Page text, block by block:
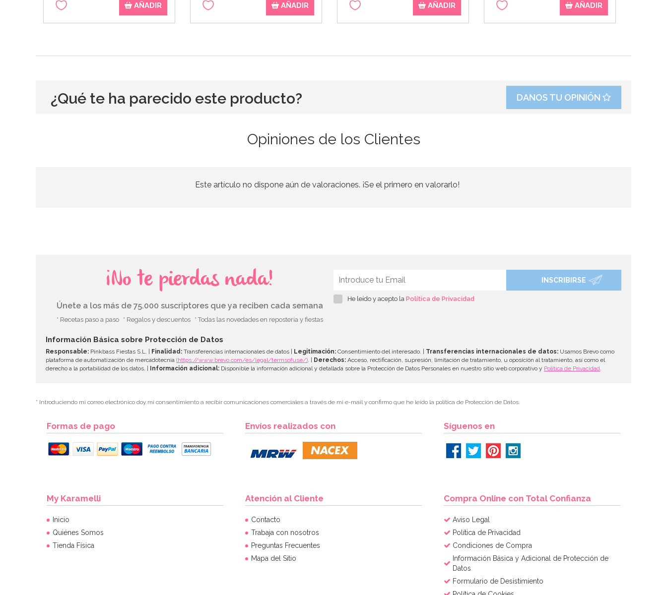
AÑADIR AÑADIR AÑADIR AÑADIR
¿Qué te ha parecido este producto? DANOS TU OPINIÓN
Opiniones de los Clientes
Este artículo no dispone aún de valoraciones. ¡Se el primero en valorarlo!
¡No te pierdas nada!
Únete a los más de 75.000 suscriptores que ya reciben cada semana
* Recetas paso a paso * Regalos y descuentos * Todas las novedades en repostería y fiestas
INSCRIBIRSE
He leído y acepto la Política de Privacidad
Información Básica sobre Protección de Datos
Responsable: Pinkbass Fiestas S.L. | Finalidad: Transferencias internacionales de datos | Legitimación: Consentimiento del interesado. | Transferencias internacionales de datos: Usamos Brevo como
plataforma de automatización de mercadotecnia (https://www.brevo.com/es/legal/termsofuse/) . | Derechos: Acceso, rectificación, supresión, limitación de tratamiento, u oposición al tratamiento, así como el
derecho a la portabilidad de los datos. | Información adicional: Disponible la información adicional y detallada sobre la Protección de Datos Personales en nuestro sitio web corporativo y Política de Privacidad
* Introduciendo mi correo electrónico doy mi consentimiento a recibir comunicaciones comerciales a través de mi e-mail y confirmo que he leído la política de Protección de Datos.
Formas de pago Envíos realizados con Síguenos en
My Karamelli
Inicio
Quiénes Somos
Tienda Física
Atención al Cliente
Contacto
Trabaja con nosotros
Preguntas Frecuentes
Mapa del Sitio
Compra Online con Total Confianza
Aviso Legal
Política de Privacidad
Condiciones de Compra
Información Básica y Adicional de Protección de
Datos
Formulario de Desistimiento